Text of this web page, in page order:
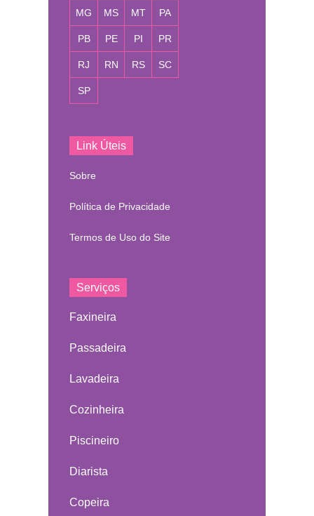
MG MS MT PA
PB PE PI PR
RJ RN RS SC
SP
Link Úteis
Sobre
Política de Privacidade
Termos de Uso do Site
Serviços
Faxineira
Passadeira
Lavadeira
Cozinheira
Piscineiro
Diarista
Copeira